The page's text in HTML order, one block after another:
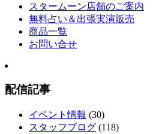
スタームーン店舗のご案内
無料占い＆出張実演販売
商品一覧
お問い合せ
配信記事
イベント情報 (30)
スタッフブログ (118)